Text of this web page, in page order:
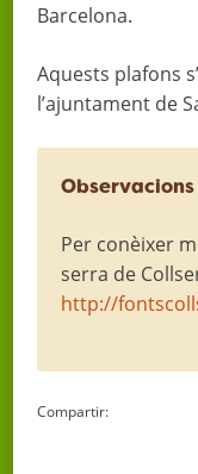
Barcelona.
Aquests plafons
l’ajuntament de
Observacions
Per conèixer
serra de
http://
Compartir: